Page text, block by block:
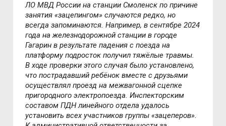
ЛО МВД России на станции Смоленск по причине
занятия «зацепингом» случаются редко, но
всегда запоминаются. Например, в сентябре 2024
года на железнодорожной станции в городе
Гагарин в результате падения с поезда на
платформу подросток получил тяжёлые травмы.
В ходе проверки этого случая было установлено,
что пострадавший ребёнок вместе с друзьями
осуществлял проезд на межвагонной сцепке
пригородного электропоезда. Инспекторским
составом ПДН линейного отдела удалось
установить всех участников группы «зацеперов».